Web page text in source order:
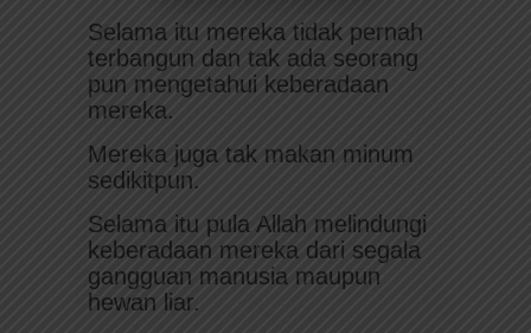
Selama itu mereka tidak pernah
terbangun dan tak ada seorang
pun mengetahui keberadaan
mereka.
Mereka juga tak makan minum
sedikitpun.
Selama itu pula Allah melindungi
keberadaan mereka dari segala
gangguan manusia maupun
hewan liar.